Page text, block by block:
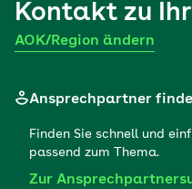
Kontakt zu
AOK/Region ändern
Ansprechpartner
Finden Sie schnell und
passend zum Thema.
Zur